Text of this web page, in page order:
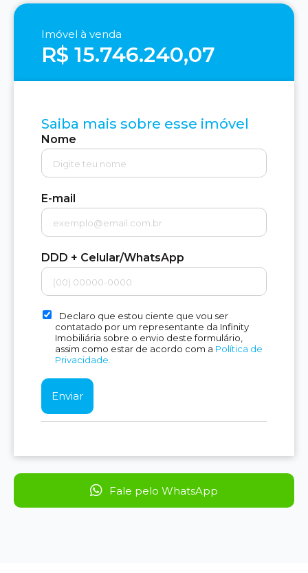
Imóvel à venda
R$ 15.746.240,07
Saiba mais sobre esse imóvel
Nome
E-mail
DDD + Celular/WhatsApp
Declaro que estou ciente que vou ser
contatado por um representante da Infinity
Imobiliária sobre o envio deste formulário,
assim como estar de acordo com a Política de
Privacidade.
Fale pelo WhatsApp